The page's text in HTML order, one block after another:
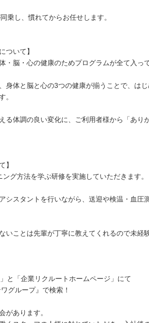
乗し、慣れてからお任せします。
ついて】
・脳・心の健康のためプログラムが全て入っ
身体と脳と心の3つの健康が揃うことで、は
。
る体調の良い変化に、ご利用者様から「あり
】
グ方法を学ぶ研修を実施していただきます。
シスタントを行いながら、送迎や検温・血圧
いことは先輩が丁寧に教えてくれるので未経
と「企業リクルートホームページ」にて
グループ』で検索！
があります。